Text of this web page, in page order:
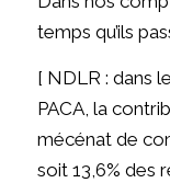
temps qu’ils
[ NDLR : dans le
PACA, la
mécénat de
soit 13,6% des